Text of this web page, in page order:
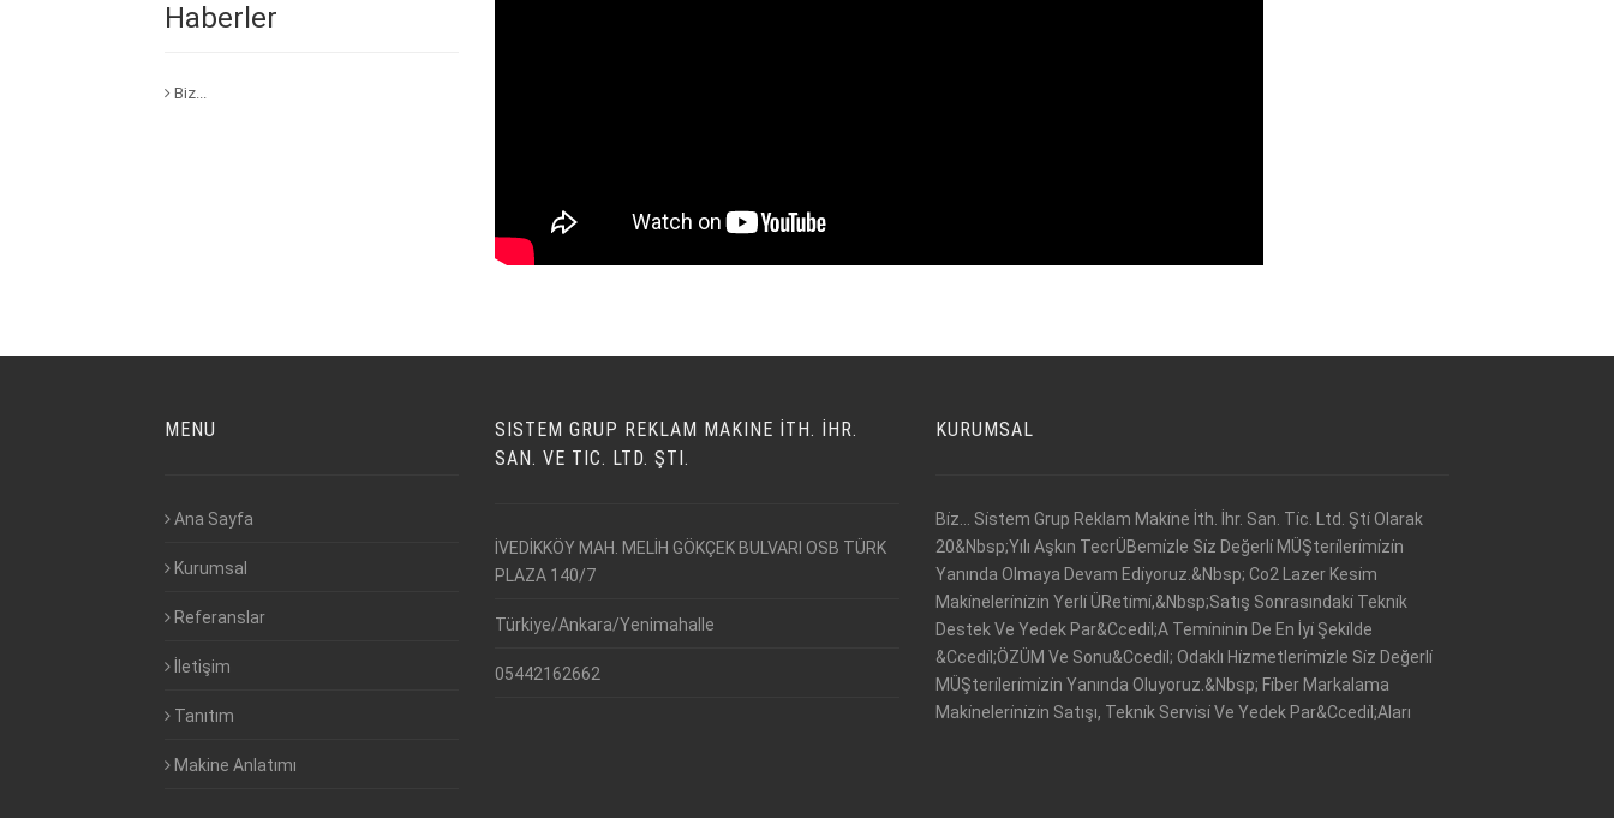
Haberler
Bi̇z...
MENU
Ana Sayfa
Kurumsal
Referanslar
İletişim
Tanıtım
Makine Anlatımı
SISTEM GRUP REKLAM MAKINE İTH. İHR.
SAN. VE TIC. LTD. ŞTI.
İVEDİKKÖY MAH. MELİH GÖKÇEK BULVARI OSB TÜRK
PLAZA 140/7
Türkiye/Ankara/Yenimahalle
05442162662
KURUMSAL
Bi̇z... Si̇stem Grup Reklam Maki̇ne İth. İhr. San. Ti̇c. Ltd. Şti̇ Olarak
20&Nbsp;Yılı Aşkın TecrÜBemi̇zle Si̇z Değerli̇ MÜŞteri̇leri̇mi̇zi̇n
Yanında Olmaya Devam Edi̇yoruz.&Nbsp; Co2 Lazer Kesi̇m
Maki̇neleri̇ni̇zi̇n Yerli̇ ÜReti̇mi̇,&Nbsp;Satış Sonrasındaki̇ Tekni̇k
Destek Ve Yedek Par&Ccedi̇l;A Temi̇ni̇ni̇n De En İyi̇ Şeki̇lde
&Ccedi̇l;ÖZÜM Ve Sonu&Ccedi̇l; Odaklı Hi̇zmetleri̇mi̇zle Si̇z Değerli̇
MÜŞteri̇leri̇mi̇zi̇n Yanında Oluyoruz.&Nbsp; Fi̇ber Markalama
Maki̇neleri̇ni̇zi̇n Satışı, Tekni̇k Servi̇si̇ Ve Yedek Par&Ccedi̇l;Aları